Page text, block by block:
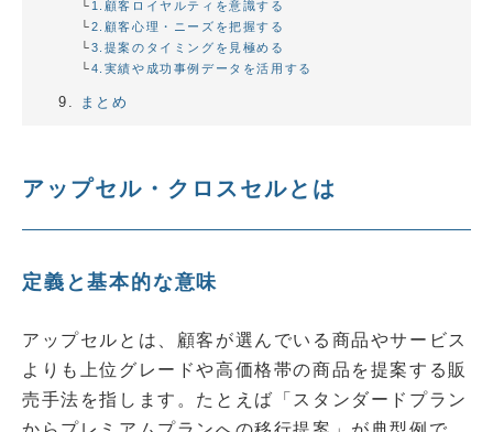
1.顧客ロイヤルティを意識する
2.顧客心理・ニーズを把握する
3.提案のタイミングを見極める
4.実績や成功事例データを活用する
まとめ
アップセル・クロスセルとは
定義と基本的な意味
アップセルとは、顧客が選んでいる商品やサービス
よりも上位グレードや高価格帯の商品を提案する販
売手法を指します。たとえば「スタンダードプラン